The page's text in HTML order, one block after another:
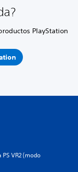
PlayStation
VR2 (modo